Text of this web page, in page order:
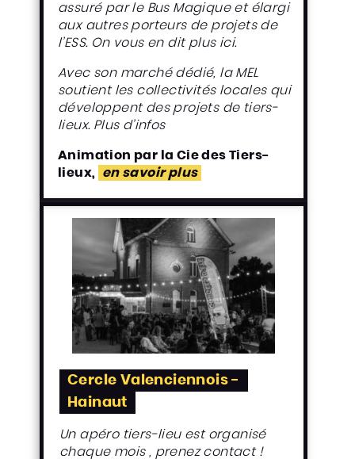
assuré par le Bus Magique et élargi
aux autres porteurs de projets de
l’ESS. On vous en dit plus ici.
Avec son marché dédié, la MEL
soutient les collectivités locales qui
développent des projets de tiers-
lieux. Plus d’infos
Animation par la Cie des Tiers-
lieux,
en savoir plus
Cercle Valenciennois -
Hainaut
Un apéro tiers-lieu est organisé
chaque mois , prenez contact !